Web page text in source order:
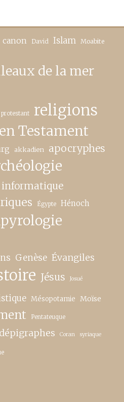
canon David Islam Moabite
de la mer
religions
Testament
akkadien apocryphes
informatique
Égypte Hénoch
Genèse Évangiles
Jésus Josué
Mésopotamie Moïse
Pentateuque
Coran syriaque